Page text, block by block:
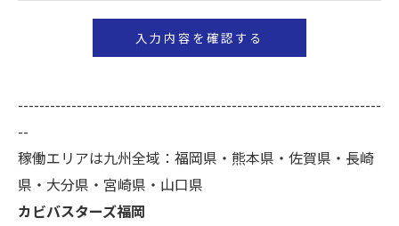
当社では、お客様の個人情報の開示･訂正･削除・利
個人情報の開示･訂正･削除・利用停止の具体的手続
きにつきましては、お電話でお問合せ下さい。
--------------------------------------------------------------------
--
稼働エリアは九州全域：福岡県・熊本県・佐賀県・長崎
県・大分県・宮崎県・山口県
カビバスターズ福岡